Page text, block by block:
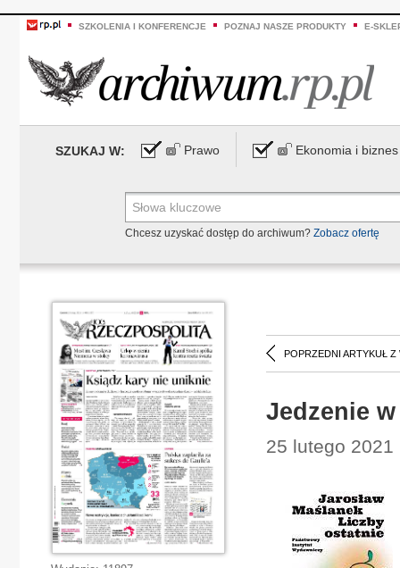
SZKOLENIA I KONFERENCJE POZNAJ NASZE PRODUKTY E-
SZUKAJ W: Prawo Ekonomia i biznes
Chcesz uzyskać dostęp do archiwum? Zobacz ofertę
POPRZEDNI ARTYKUŁ Z
Jedzenie
25 lutego